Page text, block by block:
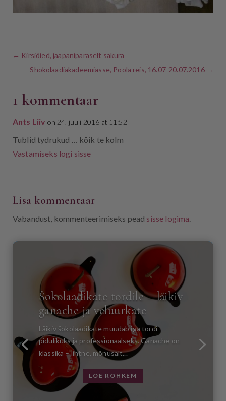
← Kirsiõied, jaapanipäraselt sakura
Shokolaadiakadeemiasse, Poola reis, 16.07-20.07.2016→
1 kommentaar
Ants Liiv on 24. juuli 2016 at 11:52
Tublid tydrukud … kõik te kolm
Vastamiseks logi sisse
Lisa kommentaar
Vabandust, kommenteerimiseks pead sisse logima
Šokolaadikate tordile – läikiv
ganache ja veluurkate
Läikiv šokolaadikate muudab iga tordi
pidulikuks ja professionaalseks. Ganache on
klassika – lihtne, mõnusalt...
LOE ROHKEM